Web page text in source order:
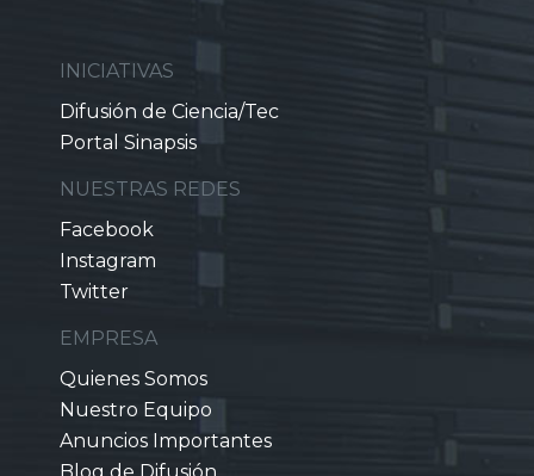
INICIATIVAS
Difusión de Ciencia/Tec
Portal Sinapsis
NUESTRAS REDES
Facebook
Instagram
Twitter
EMPRESA
Quienes Somos
Nuestro Equipo
Anuncios Importantes